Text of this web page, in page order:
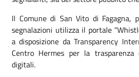
Il Comune di San Vito di Fagagna,
segnalazioni utilizza il portale
a disposizione da Transparency
Centro Hermes per la
digitali.